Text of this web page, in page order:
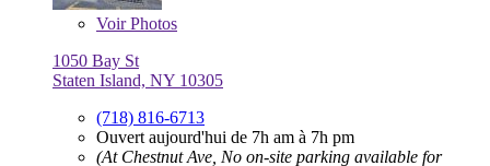
VoirPhotos
1050 Bay St
Staten Island, NY 10305
(718) 816-6713
Ouvert aujourd'hui de 7h am à 7h pm
(At Chestnut Ave, No on-site parking available for